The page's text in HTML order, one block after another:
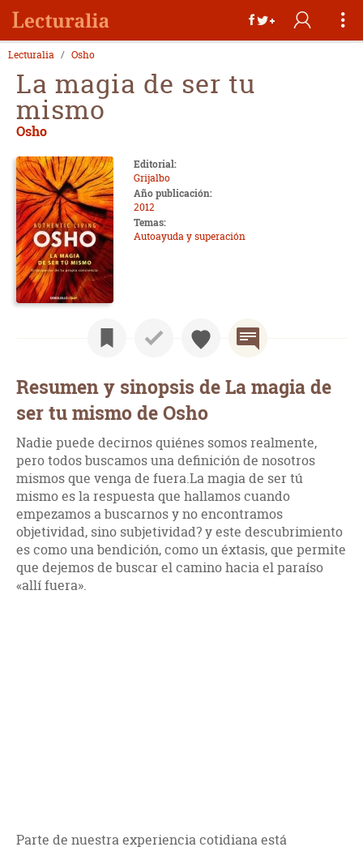
Lecturalia Osho
La magia de ser tu
mismo
Osho
Editorial:
Grijalbo
Año publicación:
2012
Temas:
Autoayuda y superación
Resumen y sinopsis de La magia de
ser tu mismo de Osho
Nadie puede decirnos quiénes somos realmente,
pero todos buscamos una definición de nosotros
mismos que venga de fuera.La magia de ser tú
mismo es la respuesta que hallamos cuando
empezamos a buscarnos y no encontramos
objetividad, sino subjetividad? y este descubrimiento
es como una bendición, como un éxtasis, que permite
que dejemos de buscar el camino hacia el paraíso
«allí fuera».
Parte de nuestra experiencia cotidiana está